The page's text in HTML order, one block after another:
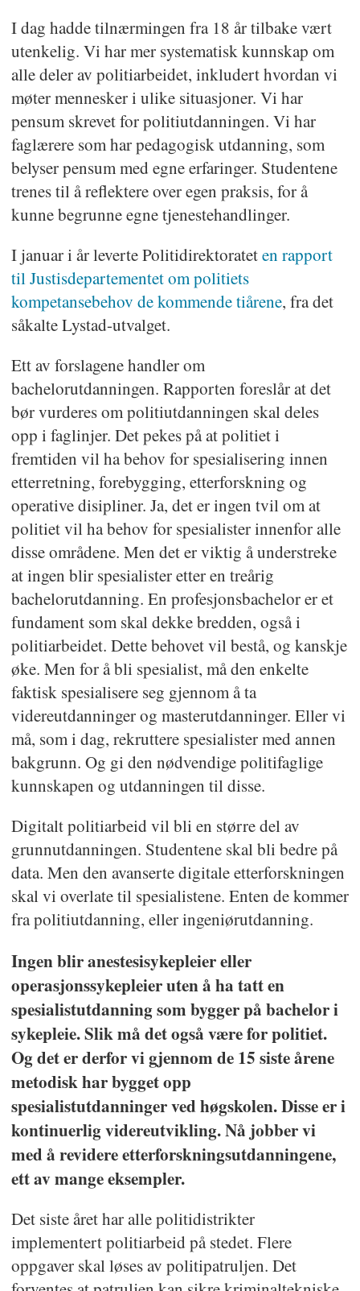
I dag hadde tilnærmingen fra 18 år tilbake vært
utenkelig. Vi har mer systematisk kunnskap om
alle deler av politiarbeidet, inkludert hvordan vi
møter mennesker i ulike situasjoner. Vi har
pensum skrevet for politiutdanningen. Vi har
faglærere som har pedagogisk utdanning, som
belyser pensum med egne erfaringer. Studentene
trenes til å reflektere over egen praksis, for å
kunne begrunne egne tjenestehandlinger.
I januar i år leverte Politidirektorateten rapport
til Justisdepartementet om politiets
kompetansebehov de kommende tiårene, fra det
såkalte Lystad-utvalget.
Ett av forslagene handler om
bachelorutdanningen. Rapporten foreslår at det
bør vurderes om politiutdanningen skal deles
opp i faglinjer. Det pekes på at politiet i
fremtiden vil ha behov for spesialisering innen
etterretning, forebygging, etterforskning og
operative disipliner. Ja, det er ingen tvil om at
politiet vil ha behov for spesialister innenfor alle
disse områdene. Men det er viktig å understreke
at ingen blir spesialister etter en treårig
bachelorutdanning. En profesjonsbachelor er et
fundament som skal dekke bredden, også i
politiarbeidet. Dette behovet vil bestå, og kanskje
øke. Men for å bli spesialist, må den enkelte
faktisk spesialisere seg gjennom å ta
videreutdanninger og masterutdanninger. Eller vi
må, som i dag, rekruttere spesialister med annen
bakgrunn. Og gi den nødvendige politifaglige
kunnskapen og utdanningen til disse.
Digitalt politiarbeid vil bli en større del av
grunnutdanningen. Studentene skal bli bedre på
data. Men den avanserte digitale etterforskningen
skal vi overlate til spesialistene. Enten de kommer
fra politiutdanning, eller ingeniørutdanning.
Ingen blir anestesisykepleier eller
operasjonssykepleier uten å ha tatt en
spesialistutdanning som bygger på bachelor i
sykepleie. Slik må det også være for politiet.
Og det er derfor vi gjennom de 15 siste årene
metodisk har bygget opp
spesialistutdanninger ved høgskolen. Disse er i
kontinuerlig videreutvikling. Nå jobber vi
med å revidere etterforsknings­utdanningene,
ett av mange eksempler.
Det siste året har alle politidistrikter
implementert politiarbeid på stedet. Flere
oppgaver skal løses av politipatruljen. Det